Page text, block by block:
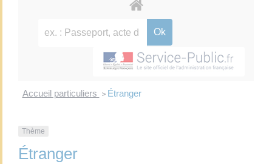
Accueil particuliers > Étranger
Thème
Étranger